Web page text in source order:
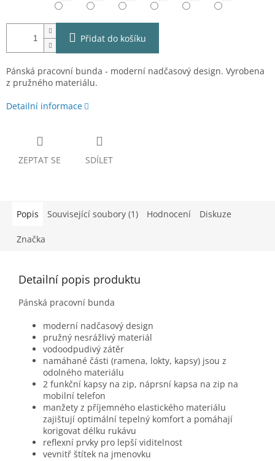
Přidat do košíku
Pánská pracovní bunda - moderní nadčasový design. Vyrobena
z pružného materiálu.
Detailní informace
ZEPTAT SE SDÍLET
Popis Související soubory (1) Hodnocení Diskuze
Značka
Detailní popis produktu
Pánská pracovní bunda
moderní nadčasový design
pružný nesrážlivý materiál
vodoodpudivý zátěr
namáhané části (ramena, lokty, kapsy) jsou z
odolného materiálu
2 funkční kapsy na zip, náprsní kapsa na zip na
mobilní telefon
manžety z příjemného elastického materiálu
zajištují optimální tepelný komfort a pomáhají
korigovat délku rukávu
reflexní prvky pro lepší viditelnost
vevnitř štítek na jmenovku